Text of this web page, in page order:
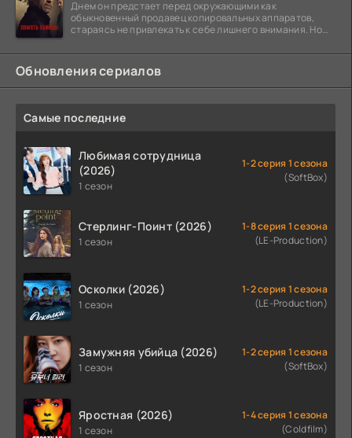
Днем он предстает перед окружающими как
обыкновенный продавец копировальных аппаратов,
стараясь не привлекать к себе лишнего внимания. Но
Обновления сериалов
Самые последние
Любимая сотрудница
(2026)
1 сезон
1-2 серия 1 сезона
(SoftBox)
Стерлинг-Поинт (2026)
1 сезон
1-8 серия 1 сезона
(LE-Production)
Осколки (2026)
1 сезон
1-2 серия 1 сезона
(LE-Production)
Замужняя убийца (2026)
1 сезон
1-2 серия 1 сезона
(SoftBox)
Яростная (2026)
1 сезон
1-4 серия 1 сезона
(Coldfilm)